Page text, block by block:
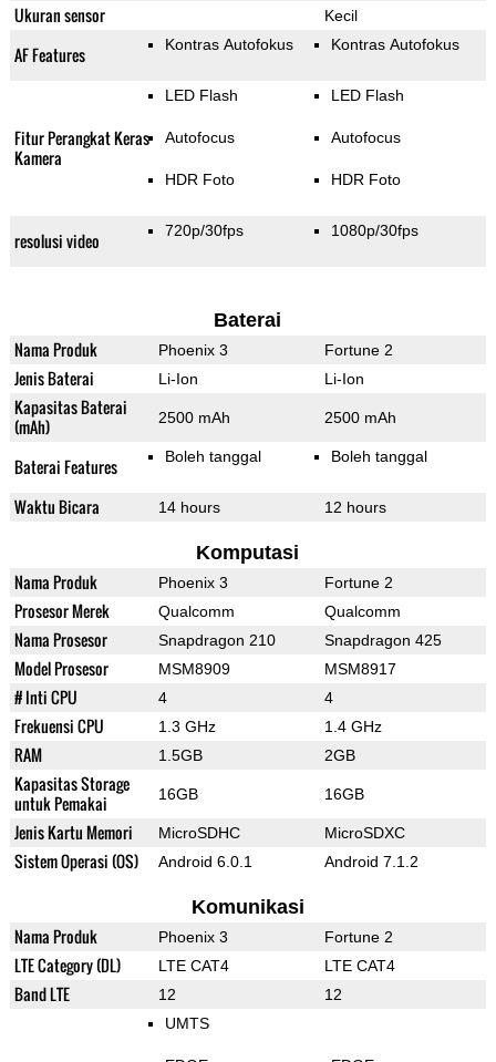
Ukuran sensor Kecil
AF Features Kontras Autofokus Kontras Autofokus
Fitur Perangkat Keras
Kamera
LED Flash
Autofocus
HDR Foto
LED Flash
Autofocus
HDR Foto
resolusi video 720p/30fps 1080p/30fps
Baterai
Nama Produk Phoenix 3 Fortune 2
Jenis Baterai Li-Ion Li-Ion
Kapasitas Baterai
(mAh)
2500 mAh 2500 mAh
Baterai Features Boleh tanggal Boleh tanggal
Waktu Bicara 14 hours 12 hours
Komputasi
Nama Produk Phoenix 3 Fortune 2
Prosesor Merek Qualcomm Qualcomm
Nama Prosesor Snapdragon 210 Snapdragon 425
Model Prosesor MSM8909 MSM8917
# Inti CPU 4 4
Frekuensi CPU 1.3 GHz 1.4 GHz
RAM 1.5GB 2GB
Kapasitas Storage
untuk Pemakai
16GB 16GB
Jenis Kartu Memori MicroSDHC MicroSDXC
Sistem Operasi (OS) Android 6.0.1 Android 7.1.2
Komunikasi
Nama Produk Phoenix 3 Fortune 2
LTE Category (DL) LTE CAT4 LTE CAT4
Band LTE 12
12
UMTS